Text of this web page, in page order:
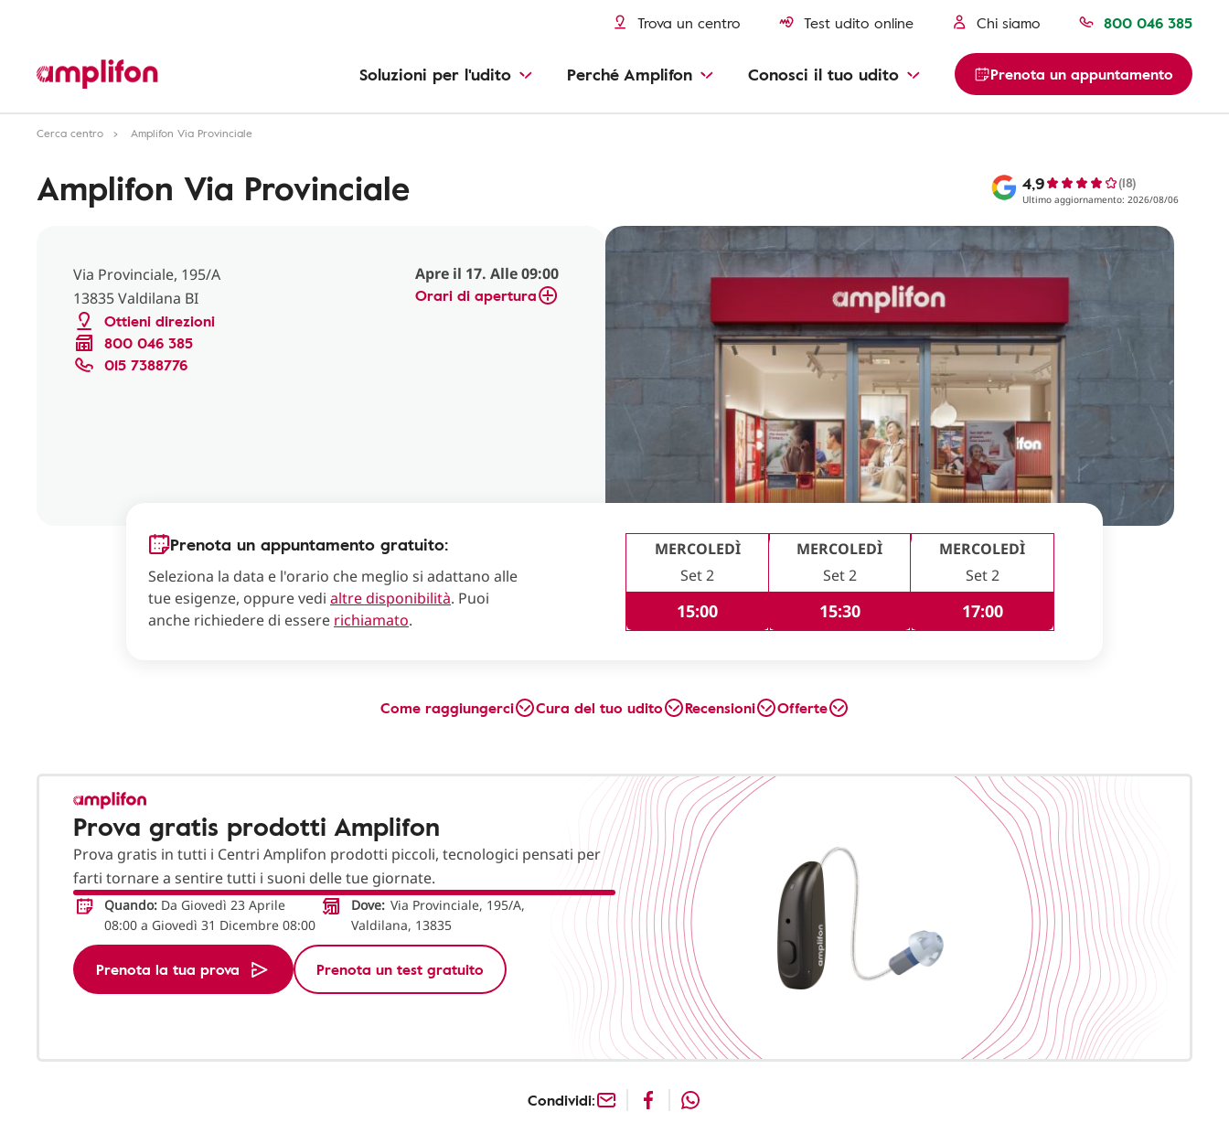
Trova un centro Test udito online Chi siamo 800 046 385
Soluzioni per l'udito Perché Amplifon Conosci il tuo udito Prenota un appuntamento
Cerca centro Amplifon Via Provinciale
Amplifon Via Provinciale 4,9 (18)
Ultimo aggiornamento: 2026/08/06
Via Provinciale, 195/A
13835 Valdilana BI
Ottieni direzioni
800 046 385
015 7388776
Apre il 17. Alle 09:00
Orari di apertura
Prenota un appuntamento gratuito:
Seleziona la data e l'orario che meglio si adattano alle
tue esigenze, oppure vedi altre disponibilità. Puoi
anche richiedere di essere richiamato.
MERCOLEDÌ
Set 2
15:00
MERCOLEDÌ
Set 2
15:30
MERCOLEDÌ
Set 2
17:00
Come raggiungerci Cura del tuo udito Recensioni Offerte
Prova gratis prodotti Amplifon
Prova gratis in tutti i Centri Amplifon prodotti piccoli, tecnologici pensati per
farti tornare a sentire tutti i suoni delle tue giornate.
Quando: Da Giovedì 23 Aprile
08:00 a Giovedì 31 Dicembre 08:00
Dove: Via Provinciale, 195/A,
Valdilana, 13835
Prenota la tua prova Prenota un test gratuito
Condividi: